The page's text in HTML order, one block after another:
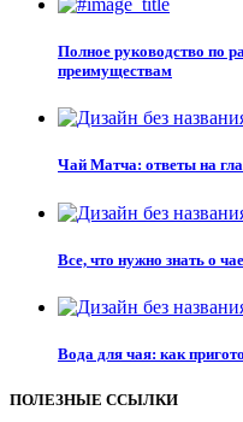
Полное руководство по
преимуществам
Чай Матча: ответы на
Все, что нужно знать о
Вода для чая: как
ПОЛЕЗНЫЕ ССЫЛКИ